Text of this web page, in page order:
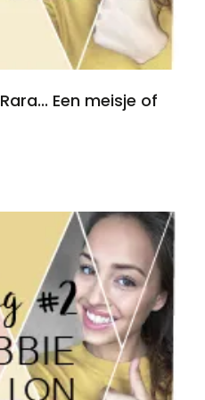
Een meisje of